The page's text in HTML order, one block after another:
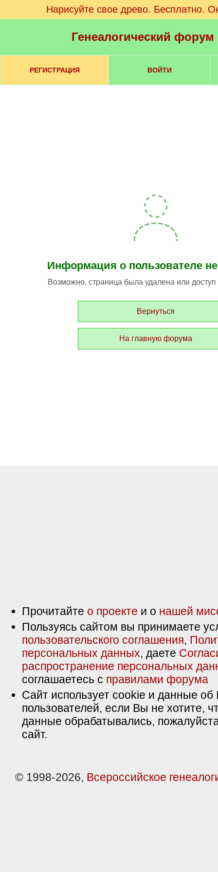
Нарисуйте свое древо. Бесплатно.
Генеалогический
РЕГИСТРАЦИЯ ВОЙТИ
Информация о пользователе
Возможно, страница была удалена или доступ
Вернуться
На главную форума
Прочитайте о проекте и о нашей
Пользуясь сайтом вы принимаете
пользовательского соглашения,
персональных данных, даете
распространение персональных
соглашаетесь с правилами форума
Сайт использует cookie и данные об
пользователей, если Вы не хотите,
данные обрабатывались,
сайт.
© 1998-2026, Всероссийское